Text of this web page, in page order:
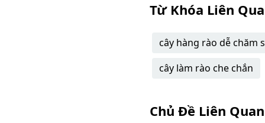
Từ Khóa Liên
cây hàng rào dễ chăm
cây làm rào che chắn
Chủ Đề Liên Quan